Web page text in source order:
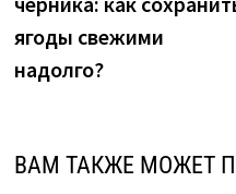
записям
ягоды свежими
надолго?
ВАМ ТАКЖЕ МОЖЕТ